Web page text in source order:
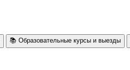
📚 Образовательные курсы и выезды